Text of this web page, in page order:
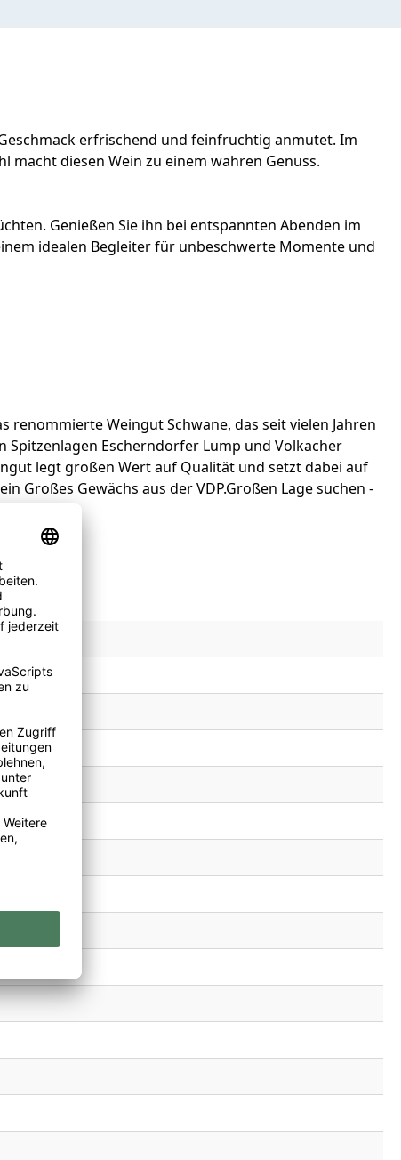
erfrischend und feinfruchtig anmutet. Im
diesen Wein zu einem wahren Genuss.
Genießen Sie ihn bei entspannten Abenden im
idealen Begleiter für unbeschwerte Momente und
renommierte Weingut Schwane, das seit vielen Jahren
Spitzenlagen Escherndorfer Lump und Volkacher
legt großen Wert auf Qualität und setzt dabei auf
Großes Gewächs aus der VDP.Großen Lage suchen -